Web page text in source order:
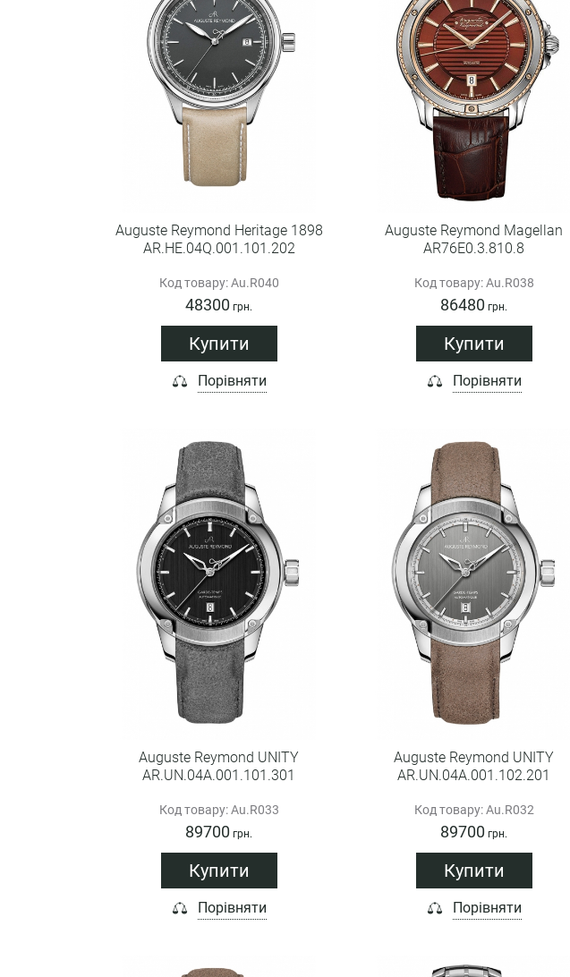
Auguste Reymond Heritage 1898
AR.HE.04Q.001.101.202
Код товару: Au.R040
48300 грн.
Купити
Порівняти
Auguste Reymond Magellan
AR76E0.3.810.8
Код товару: Au.R038
86480 грн.
Купити
Порівняти
Auguste Reymond UNITY
AR.UN.04A.001.101.301
Код товару: Au.R033
89700 грн.
Купити
Порівняти
Auguste Reymond UNITY
AR.UN.04A.001.102.201
Код товару: Au.R032
89700 грн.
Купити
Порівняти